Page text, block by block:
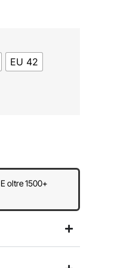
EU 42
E oltre 1500+